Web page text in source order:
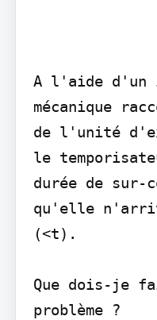
A l'aide d'un
mécanique
de l'unité
le
durée de sur-
qu'elle
(<t).
Que dois-je
problème ?